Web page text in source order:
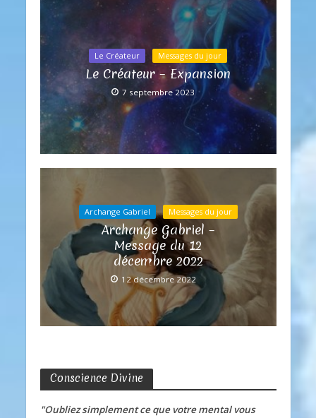
Le Créateur Messages du jour
Le Créateur – Expansion
7 septembre 2023
Archange Gabriel Messages du jour
Archange Gabriel –
Message du 12
décembre 2022
12 décembre 2022
Conscience Divine
"Oubliez simplement ce que votre mental vous